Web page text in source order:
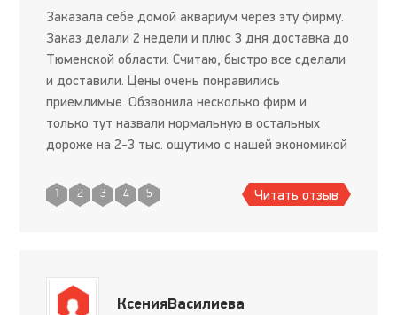
Заказала себе домой аквариум через эту фирму.
Заказ делали 2 недели и плюс 3 дня доставка до
Тюменской области. Считаю, быстро все сделали
и доставили. Цены очень понравились
приемлимые. Обзвонила несколько фирм и
только тут назвали нормальную в остальных
дороже на 2-3 тыс. ощутимо с нашей экономикой
объяснили, как ухаживать за а
1 2 3 4 5 Читать отзыв
КсенияВасилиева